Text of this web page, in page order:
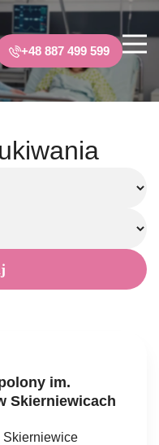
+48 887 499 599
im.
Skierniewicach
Skierniewice